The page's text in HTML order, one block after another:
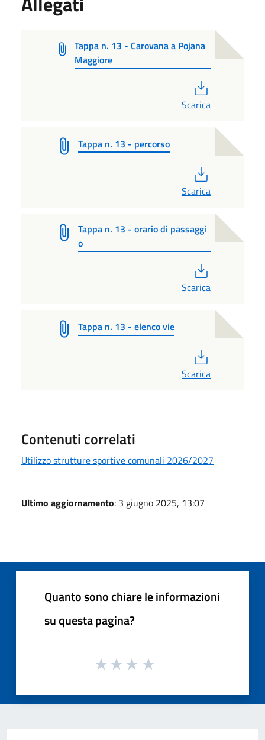
Tappa n. 13 - Carovana a Pojana
Maggiore
Scarica
Tappa n. 13 - percorso
Scarica
Tappa n. 13 - orario di passaggi
o
Scarica
Tappa n. 13 - elenco vie
Scarica
Contenuti correlati
Utilizzo strutture sportive comunali 2026/2027
Ultimo aggiornamento: 3 giugno 2025, 13:07
Quanto sono chiare le informazioni
su questa pagina?